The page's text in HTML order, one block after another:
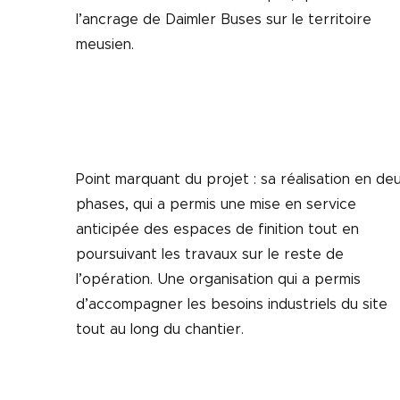
l’ancrage de Daimler Buses sur le territoire
meusien.
Point marquant du projet : sa réalisation en
phases, qui a permis une mise en service
anticipée des espaces de finition tout en
poursuivant les travaux sur le reste de
l’opération. Une organisation qui a permis
d’accompagner les besoins industriels du site
tout au long du chantier.